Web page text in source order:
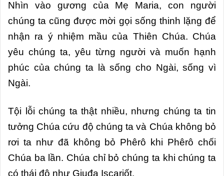
Nhìn vào gương của Mẹ Maria, con người
chúng ta cũng được mời gọi sống thinh lặng để
nhận ra ý nhiệm mầu của Thiên Chúa. Chúa
yêu chúng ta, yêu từng người và muốn hạnh
phúc của chúng ta là sống cho Ngài, sống vì
Ngài.
Tội lỗi chúng ta thật nhiều, nhưng chúng ta tin
tưởng Chúa cứu độ chúng ta và Chúa không bỏ
rơi ta như đã không bỏ Phêrô khi Phêrô chối
Chúa ba lần. Chúa chỉ bỏ chúng ta khi chúng ta
có thái độ như Giuđa Iscariốt.